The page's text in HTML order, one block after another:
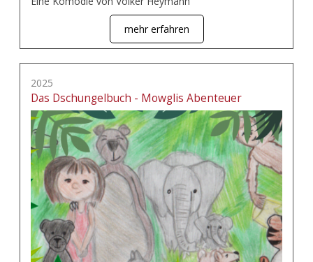
mehr erfahren
2025
Das Dschungelbuch - Mowglis Abenteuer